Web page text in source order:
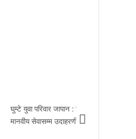
घुम्टे युवा परिवार जापान : खेलकुददेखि शिक्षा र
मानवीय सेवासम्म उदाहरणीय अभियान